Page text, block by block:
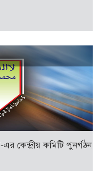
কেন্দ্রীয় কমিটি পুনর্গঠন